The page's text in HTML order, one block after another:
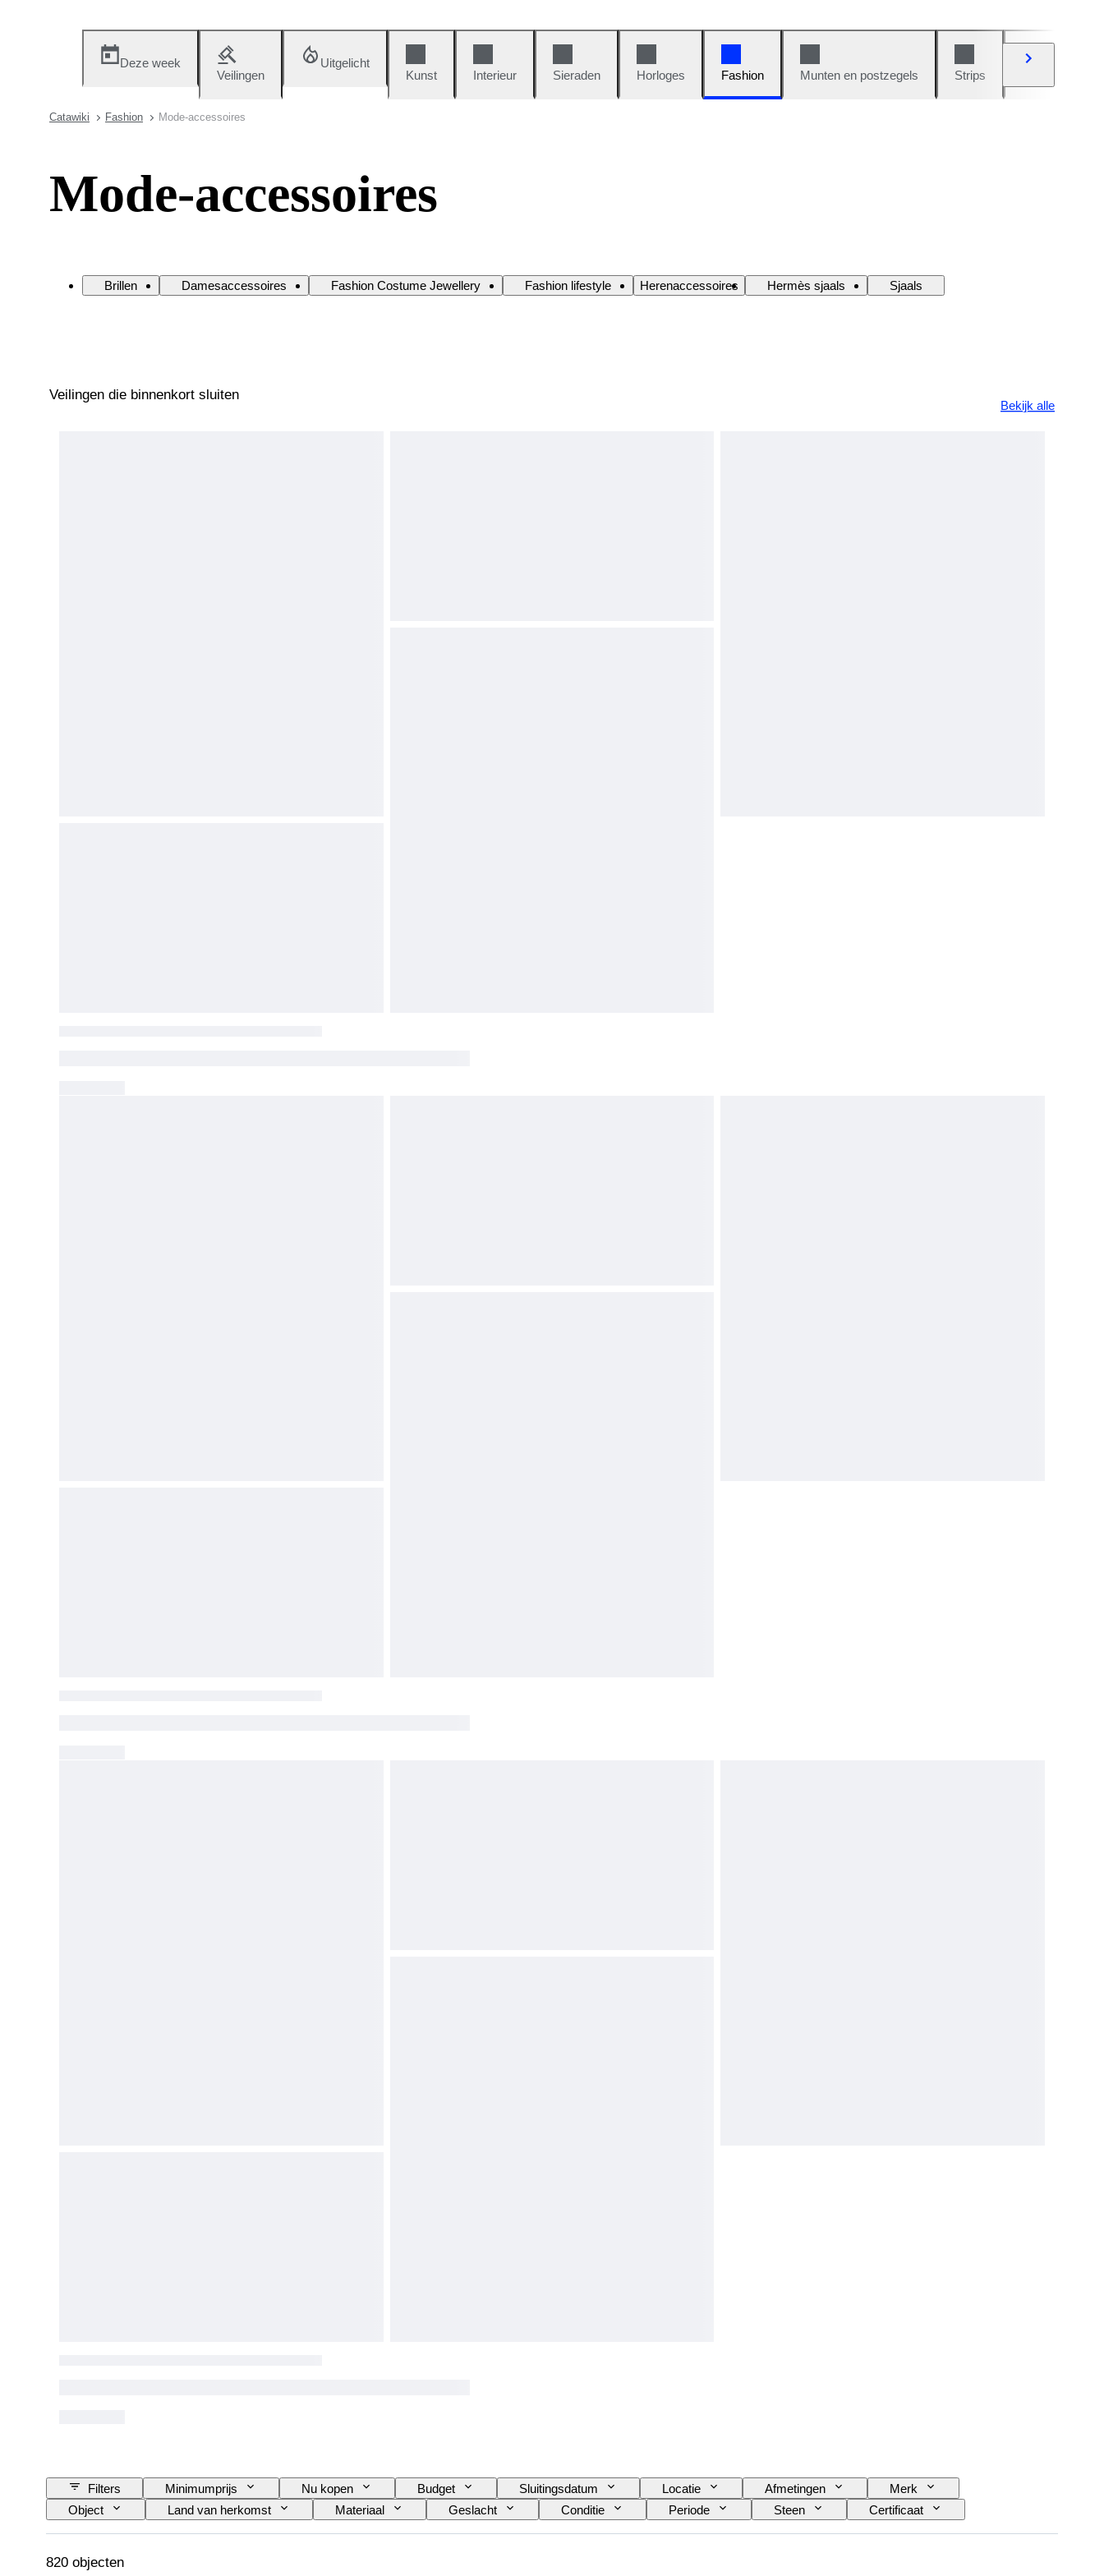
Deze week
Veilingen
Uitgelicht
Kunst
Interieur Sieraden Horloges Fashion Munten en postzegels Strips
Catawiki Fashion Mode-accessoires
Mode-accessoires
Brillen Damesaccessoires Fashion Costume Jewellery Fashion lifestyle Herenaccessoires Hermès sjaals Sjaals
Veilingen die binnenkort sluiten
Bekijk alle
Filters Minimumprijs Nu kopen Budget Sluitingsdatum Locatie Afmetingen
Merk
Object
Land van herkomst Materiaal Geslacht Conditie Periode Steen
Certificaat
Fijnheid
Stijl Kleur Kledingmaat Geslepen Patroon Type diamant
Maat op het artikel
820 objecten